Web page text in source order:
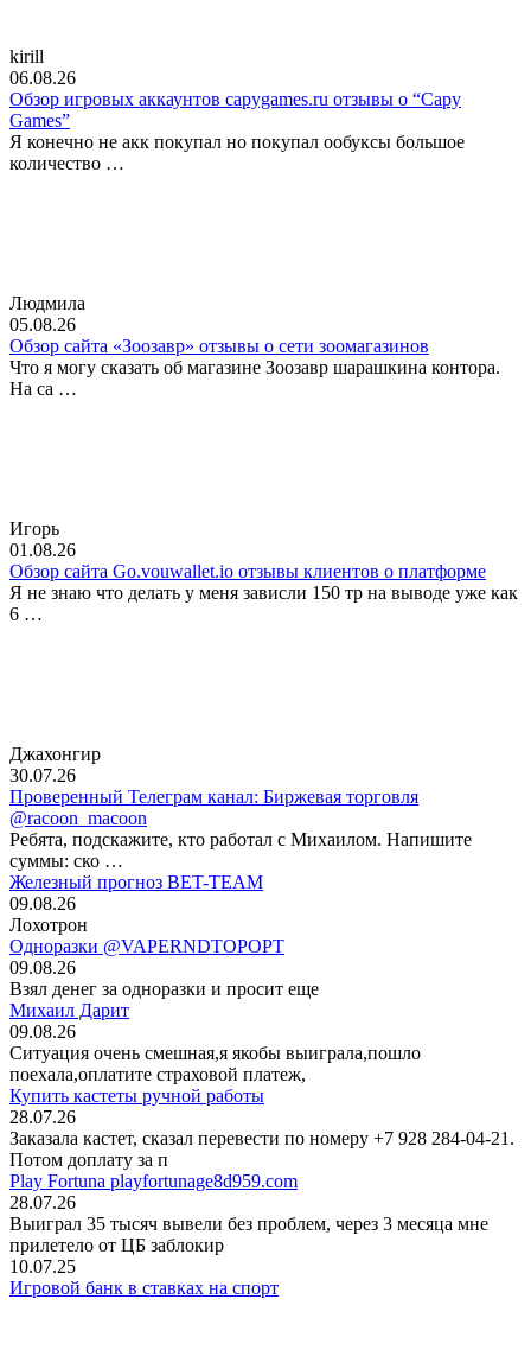
kirill
06.08.26
Обзор игровых аккаунтов capygames.ru отзывы о “Capy
Games”
Я конечно не акк покупал но покупал ообуксы большое
количество …
Людмила
05.08.26
Обзор сайта «Зоозавр» отзывы о сети зоомагазинов
Что я могу сказать об магазине Зоозавр шарашкина контора.
На са …
Игорь
01.08.26
Обзор сайта Go.vouwallet.io отзывы клиентов о платформе
Я не знаю что делать у меня зависли 150 тр на выводе уже как
6 …
Джахонгир
30.07.26
Проверенный Телеграм канал: Биржевая торговля
@racoon_macoon
Ребята, подскажите, кто работал с Михаилом. Напишите
суммы: ско …
Железный прогноз BET-TEAM
09.08.26
Лохотрон
Одноразки @VAPERNDTOPOPT
09.08.26
Взял денег за одноразки и просит еще
Михаил Дарит
09.08.26
Ситуация очень смешная,я якобы выиграла,пошло
поехала,оплатите страховой платеж,
Купить кастеты ручной работы
28.07.26
Заказала кастет, сказал перевести по номеру +7 928 284-04-21.
Потом доплату за п
Play Fortuna playfortunage8d959.com
28.07.26
Выиграл 35 тысяч вывели без проблем, через 3 месяца мне
прилетело от ЦБ заблокир
10.07.25
Игровой банк в ставках на спорт